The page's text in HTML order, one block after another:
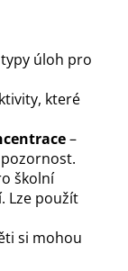
úloh pro
které
–
školní
Lze použít
si mohou